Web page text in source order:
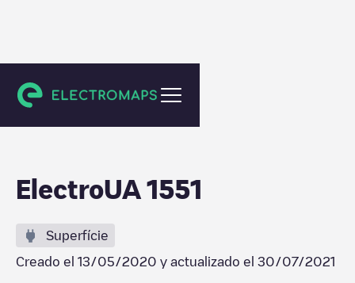
Tatariv
ElectroUA 1551
Superfície
Creado el 13/05/2020 y actualizado el 30/07/2021